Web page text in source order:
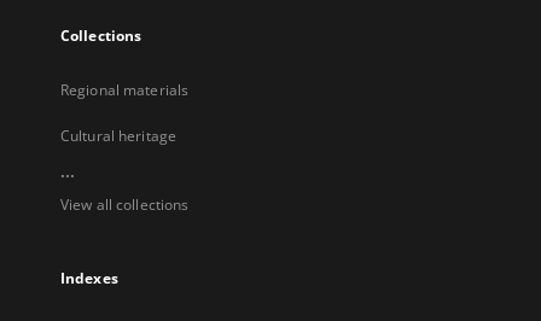
Collections
Regional materials
Cultural heritage
...
View all collections
Indexes